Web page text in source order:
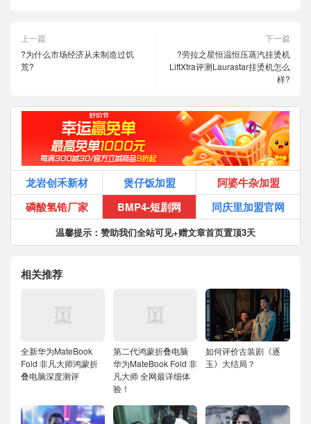
上一篇
?为什么市场经济从未制造过饥
荒?
下一篇
?劳拉之星恒温恒压蒸汽挂烫机
LiftXtra评测Laurastar挂烫机怎么
样?
龙岩创禾新材 煲仔饭加盟
阿婆牛杂加盟
磷酸氢锆厂家
BMP4-短剧网 同庆里加盟官网
温馨提示：赞助我们全站可见+赠文章首页置顶3天
相关推荐
全新华为MateBook
Fold 非凡大师鸿蒙折
叠电脑深度测评
第二代鸿蒙折叠电脑
华为MateBook Fold 非
凡大师 全网最详细体
验！
如何评价古装剧《逐
玉》大结局？